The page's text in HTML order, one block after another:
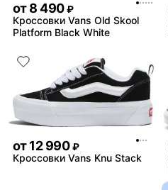
от8 490 ₽
Кроссовки Vans Old Skool
Platform Black White
от12 990 ₽
Кроссовки Vans Knu Stack